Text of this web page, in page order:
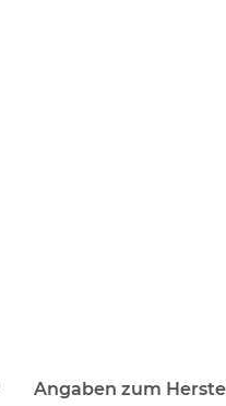
Angaben zum